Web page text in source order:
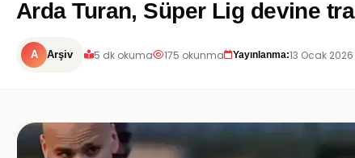
Arda Turan, Süper Lig devine
A Arşiv 5 dk okuma 175 okunma Yayınlanma:13 Ocak